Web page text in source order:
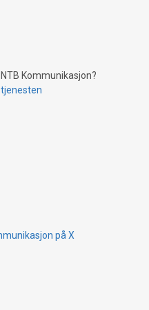
tamper-proof currency
humanitarian
Bitcoin's environmental
of Bitcoin
Kommunikasjon?
på X